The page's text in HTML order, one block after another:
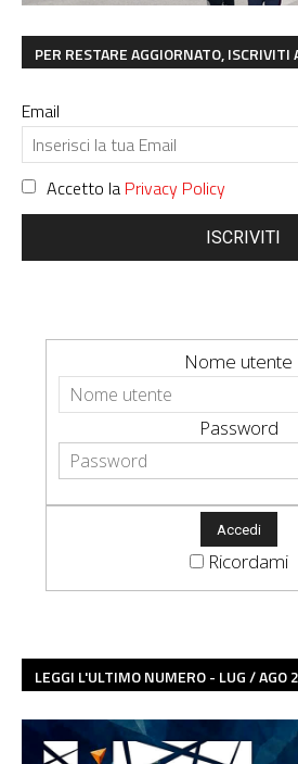
PER RESTARE AGGIORNATO,
Email
Accetto la Privacy Policy
ISCRIVITI
Nome utente
Password
Ricordami
LEGGI L'ULTIMO NUMERO - LUG / AGO